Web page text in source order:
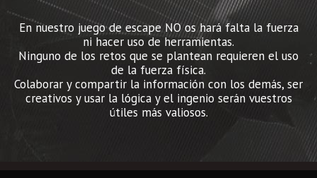
En nuestro juego de escape NO os hará falta la fuerza
ni hacer uso de herramientas.
Ninguno de los retos que se plantean requieren el uso
de la fuerza física.
Colaborar y compartir la información con los demás, ser
creativos y usar la lógica y el ingenio serán vuestros
útiles más valiosos.